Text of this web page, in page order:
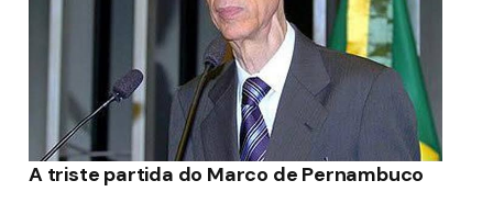
A triste partida do Marco de Pernambuco